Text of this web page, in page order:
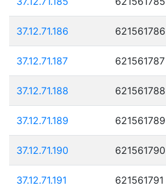
37.12.71.186 621561786
37.12.71.187 621561787
37.12.71.188 621561788
37.12.71.189 621561789
37.12.71.190 621561790
37.12.71.191 621561791